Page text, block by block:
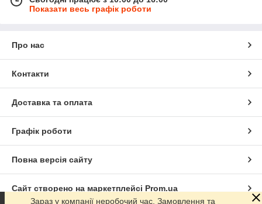
Показати весь графік роботи
Про нас
Контакти
Доставка та оплата
Графік роботи
Повна версія сайту
Сайт створено на маркетплейсі Prom.ua
Зараз у компанії неробочий час. Замовлення та